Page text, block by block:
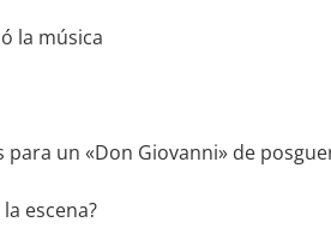
la música
para un «Don Giovanni» de
escena?